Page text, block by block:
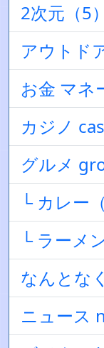
2次元（5）
アウトド
お金 マネ
カジノ
グルメ
└ カレー
└ ラーメ
なんとな
ニュース